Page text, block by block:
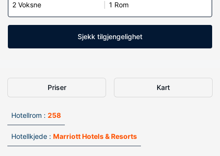
2 Voksne 1 Rom
Sjekk tilgjengelighet
Priser Kart
Hotellrom : 258
Hotellkjede : Marriott Hotels & Resorts